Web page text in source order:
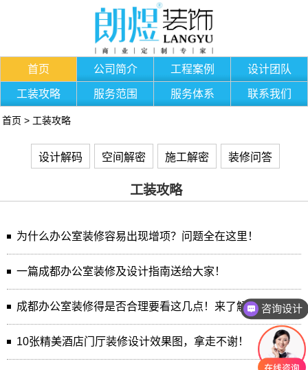
首页 公司简介 工程案例 设计团队
工装攻略 服务范围 服务体系 联系我们
首页 > 工装攻略
设计解码 空间解密 施工解密 装修问答
工装攻略
为什么办公室装修容易出现增项？问题全在这里！
一篇成都办公室装修及设计指南送给大家！
成都办公室装修得是否合理要看这几点！来了解一下？
10张精美酒店门厅装修设计效果图，拿走不谢！
咨询设计